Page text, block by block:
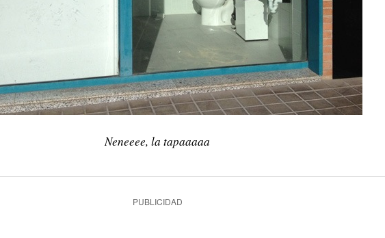
Neneeee, la tapaaaaa
PUBLICIDAD